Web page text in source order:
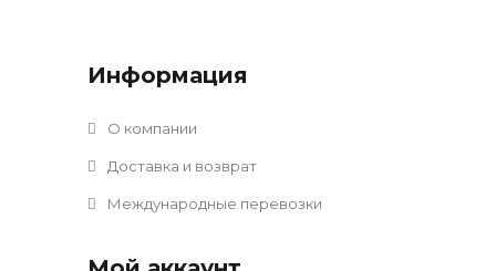
Информация
О компании
Доставка и возврат
Международные перевозки